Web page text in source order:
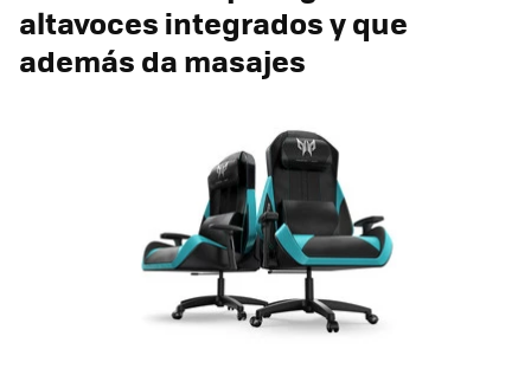
altavoces integrados y que
además da masajes